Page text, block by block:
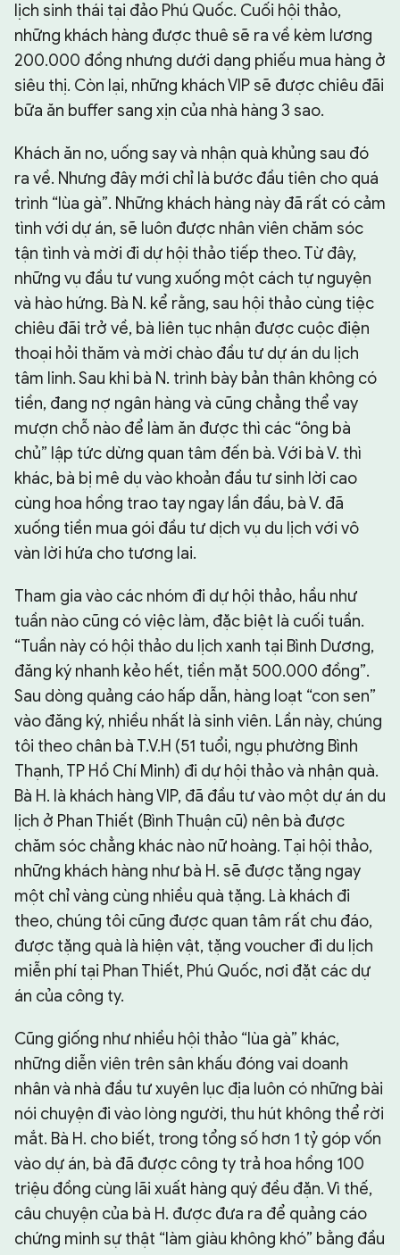
lịch sinh thái tại đảo Phú Quốc. Cuối hội thảo,
những khách hàng được thuê sẽ ra về kèm lương
200.000 đồng nhưng dưới dạng phiếu mua hàng ở
siêu thị. Còn lại, những khách VIP sẽ được chiêu đãi
bữa ăn buffer sang xịn của nhà hàng 3 sao.
Khách ăn no, uống say và nhận quà khủng sau đó
ra về. Nhưng đây mới chỉ là bước đầu tiên cho quá
trình “lùa gà”. Những khách hàng này đã rất có cảm
tình với dự án, sẽ luôn được nhân viên chăm sóc
tận tình và mời đi dự hội thảo tiếp theo. Từ đây,
những vụ đầu tư vung xuống một cách tự nguyện
và hào hứng. Bà N. kể rằng, sau hội thảo cùng tiệc
chiêu đãi trở về, bà liên tục nhận được cuộc điện
thoại hỏi thăm và mời chào đầu tư dự án du lịch
tâm linh. Sau khi bà N. trình bày bản thân không có
tiền, đang nợ ngân hàng và cũng chẳng thể vay
mượn chỗ nào để làm ăn được thì các “ông bà
chủ” lập tức dừng quan tâm đến bà. Với bà V. thì
khác, bà bị mê dụ vào khoản đầu tư sinh lời cao
cùng hoa hồng trao tay ngay lần đầu, bà V. đã
xuống tiền mua gói đầu tư dịch vụ du lịch với vô
vàn lời hứa cho tương lai.
Tham gia vào các nhóm đi dự hội thảo, hầu như
tuần nào cũng có việc làm, đặc biệt là cuối tuần.
“Tuần này có hội thảo du lịch xanh tại Bình Dương,
đăng ký nhanh kẻo hết, tiền mặt 500.000 đồng”.
Sau dòng quảng cáo hấp dẫn, hàng loạt “con sen”
vào đăng ký, nhiều nhất là sinh viên. Lần này, chúng
tôi theo chân bà T.V.H (51 tuổi, ngụ phường Bình
Thạnh, TP Hồ Chí Minh) đi dự hội thảo và nhận quà.
Bà H. là khách hàng VIP, đã đầu tư vào một dự án du
lịch ở Phan Thiết (Bình Thuận cũ) nên bà được
chăm sóc chẳng khác nào nữ hoàng. Tại hội thảo,
những khách hàng như bà H. sẽ được tặng ngay
một chỉ vàng cùng nhiều quà tặng. Là khách đi
theo, chúng tôi cũng được quan tâm rất chu đáo,
được tặng quà là hiện vật, tặng voucher đi du lịch
miễn phí tại Phan Thiết, Phú Quốc, nơi đặt các dự
án của công ty.
Cũng giống như nhiều hội thảo “lùa gà” khác,
những diễn viên trên sân khấu đóng vai doanh
nhân và nhà đầu tư xuyên lục địa luôn có những bài
nói chuyện đi vào lòng người, thu hút không thể rời
mắt. Bà H. cho biết, trong tổng số hơn 1 tỷ góp vốn
vào dự án, bà đã được công ty trả hoa hồng 100
triệu đồng cùng lãi xuất hàng quý đều đặn. Vì thế,
câu chuyện của bà H. được đưa ra để quảng cáo
chứng minh sự thật “làm giàu không khó” bằng đầu